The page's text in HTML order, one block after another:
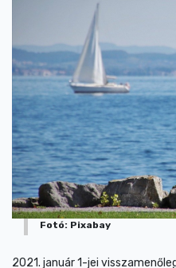
Fotó: Pixabay
2021. január 1-jei